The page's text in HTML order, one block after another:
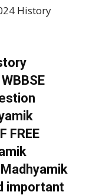
History
FREE
important